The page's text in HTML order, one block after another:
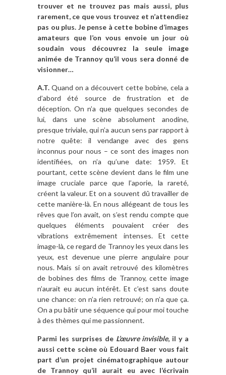
trouver et ne trouvez pas mais aussi, plus
rarement, ce que vous trouvez et n’attendiez
pas ou plus. Je pense à cette bobine d’images
amateurs que l’on vous envoie un jour où
soudain vous découvrez la seule image
animée de Trannoy qu’il vous sera donné de
visionner…
A.T. Quand on a découvert cette bobine, cela a
d’abord été source de frustration et de
déception. On n’a que quelques secondes de
lui, dans une scène absolument anodine,
presque triviale, qui n’a aucun sens par rapport à
notre quête: il vendange avec des gens
inconnus pour nous – ce sont des images non
identifiées, on n’a qu’une date: 1959. Et
pourtant, cette scène devient dans le film une
image cruciale parce que l’aporie, la rareté,
créent la valeur. Et on a souvent dû travailler de
cette manière-là. En nous allégeant de tous les
rêves que l’on avait, on s’est rendu compte que
quelques éléments pouvaient créer des
vibrations extrêmement intenses. Et cette
image-là, ce regard de Trannoy les yeux dans les
yeux, est devenue une pierre angulaire pour
nous. Mais si on avait retrouvé des kilomètres
de bobines des films de Trannoy, cette image
n’aurait eu aucun intérêt. Et c’est sans doute
une chance: on n’a rien retrouvé; on n’a que ça.
On a pu bâtir une séquence qui pour moi touche
à des thèmes qui me passionnent.
Parmi les surprises de L’œuvre invisible, il y a
aussi cette scène où Edouard Baer vous fait
part d’un projet cinématographique autour
de Trannoy qu’il aurait eu avec l’écrivain